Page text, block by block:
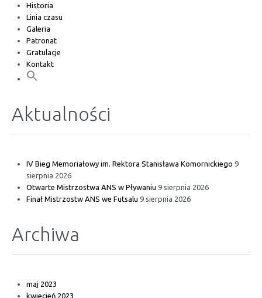
Historia
Linia czasu
Galeria
Patronat
Gratulacje
Kontakt
Aktualności
IV Bieg Memoriałowy im. Rektora Stanisława Komornickiego 9
sierpnia 2026
Otwarte Mistrzostwa ANS w Pływaniu 9 sierpnia 2026
Finał Mistrzostw ANS we Futsalu 9 sierpnia 2026
Archiwa
maj 2023
kwiecień 2023